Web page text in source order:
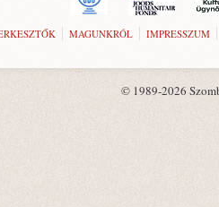
MAGUNKRÓL IMPRESSZUM
© 1989-2026